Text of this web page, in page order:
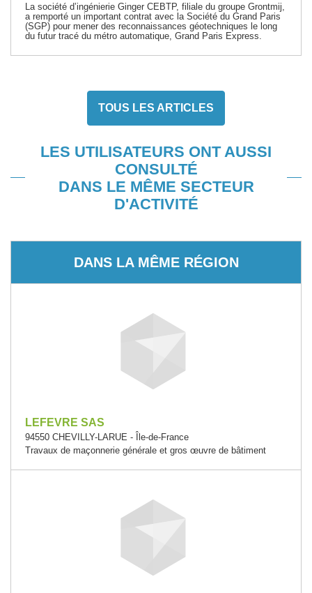
La société d’ingénierie Ginger CEBTP, filiale du groupe Grontmij,
a remporté un important contrat avec la Société du Grand Paris
(SGP) pour mener des reconnaissances géotechniques le long
du futur tracé du métro automatique, Grand Paris Express.
TOUS LES ARTICLES
LES UTILISATEURS ONT AUSSI
CONSULTÉ
DANS LE MÊME SECTEUR
D'ACTIVITÉ
DANS LA MÊME RÉGION
LEFEVRE SAS
94550 CHEVILLY-LARUE - Île-de-France
Travaux de maçonnerie générale et gros œuvre de bâtiment